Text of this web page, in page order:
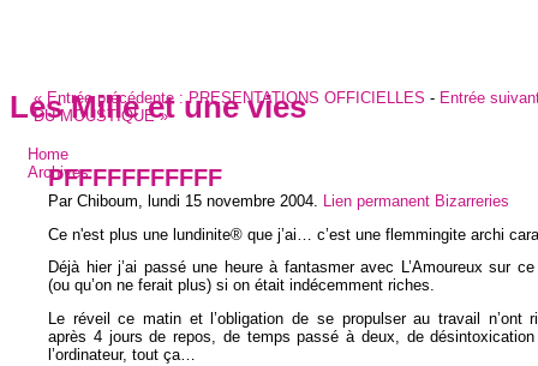
Les Mille et une vies
Home
Archives
« Entrée précédente :PRESENTATIONS OFFICIELLES - Entrée
DU MOUSTIQUE»
PFFFFFFFFFFF
Par Chiboum, lundi 15 novembre 2004 Lien permanent Bizarreries
Ce n'est plus une lundinite® que j’ai… c’est une flemmingite archi
Déjà hier j’ai passé une heure à fantasmer avec L’Amoureux sur ce
(ou qu’on ne ferait plus) si on était indécemment riches.
Le réveil ce matin et l’obligation de se propulser au travail n’ont
après 4 jours de repos, de temps passé à deux, de
l’ordinateur, tout ça…